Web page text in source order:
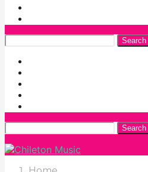
Search
Search